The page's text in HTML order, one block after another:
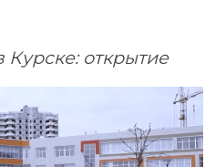
открытие